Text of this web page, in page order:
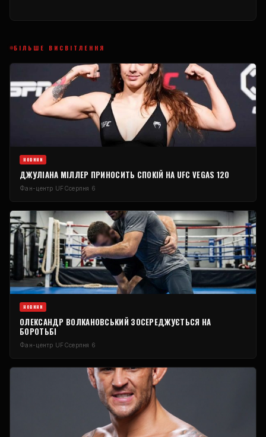
БІЛЬШЕ ВИСВІТЛЕННЯ
НОВИНИ
ДЖУЛІАНА МІЛЛЕР ПРИНОСИТЬ СПОКІЙ НА UFC VEGAS 120
Фан-центр UFCсерпня 6
НОВИНИ
ОЛЕКСАНДР ВОЛКАНОВСЬКИЙ ЗОСЕРЕДЖУЄТЬСЯ НА
БОРОТЬБІ
Фан-центр UFCсерпня 6